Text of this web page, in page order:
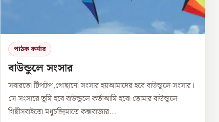
পাঠক কর্নার
বাউন্ডুলে সংসার
সবারতো টিপটপ,গোছানো সংসার হয়আমাদের হবে বাউন্ডুলে সংসার।
সে সংসারে তুমি হবে বাউন্ডুলে কর্তাআমি হবো তোমার বাউন্ডুলে
গিন্নীসবাইতো মধুচন্দ্রিমাতে কক্সবাজার...